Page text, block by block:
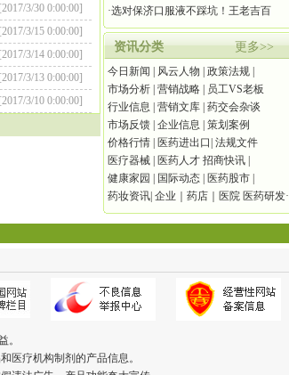
[2017/3/30 0:00:00]
[2017/3/15 0:00:00]
[2017/3/14 0:00:00]
[2017/3/13 0:00:00]
[2017/3/10 0:00:00]
·选对保济口服液不踩坑！王老吉百
资讯分类 更多>>
今日新闻 风云人物 政策法规
市场分析 营销战略
员工VS老板
行业信息
营销文库 药交会杂谈
市场反馈 企业信息
策划案例
价格行情
医药进出口 法规文件
医疗器械
医药人才 招商快讯
健康家园
国际动态 医药股市
药妆资讯 企业｜药店｜医院 医药研发·
医药科技
。
医疗机构制剂的产品信息。